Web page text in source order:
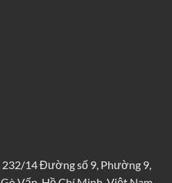
232/14 Đường số 9, Phường 9,